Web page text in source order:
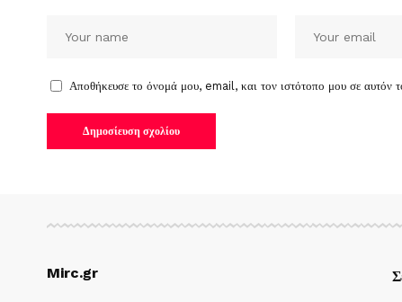
Αποθήκευσε το όνομά μου, email, και τον ιστότοπο μου σε αυτόν
Mirc.gr